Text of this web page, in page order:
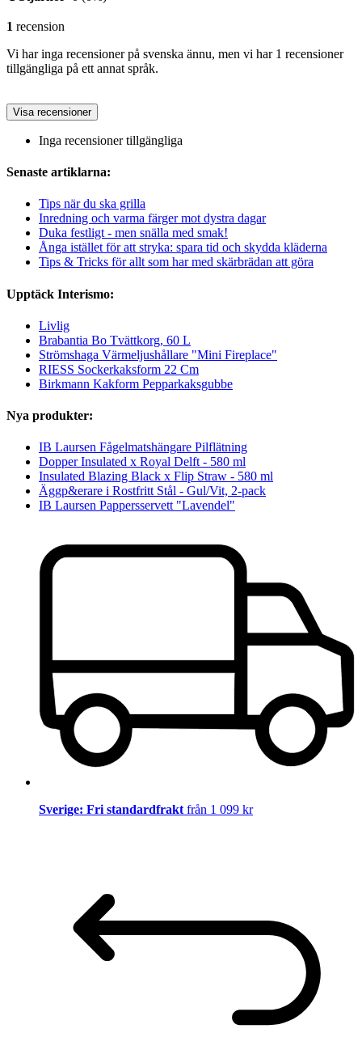
1 recension
Vi har inga recensioner på svenska ännu, men vi har 1 recensioner
tillgängliga på ett annat språk.
Visa recensioner
Inga recensioner tillgängliga
Senaste artiklarna:
Tips när du ska grilla
Inredning och varma färger mot dystra dagar
Duka festligt - men snälla med smak!
Ånga istället för att stryka: spara tid och skydda kläderna
Tips & Tricks för allt som har med skärbrädan att göra
Upptäck Interismo:
Livlig
Brabantia Bo Tvättkorg, 60 L
Strömshaga Värmeljushållare "Mini Fireplace"
RIESS Sockerkaksform 22 Cm
Birkmann Kakform Pepparkaksgubbe
Nya produkter:
IB Laursen Fågelmatshängare Pilflätning
Dopper Insulated x Royal Delft - 580 ml
Insulated Blazing Black x Flip Straw - 580 ml
Äggp&erare i Rostfritt Stål - Gul/Vit, 2-pack
IB Laursen Pappersservett "Lavendel"
Sverige: Fri standardfrakt från 1 099 kr